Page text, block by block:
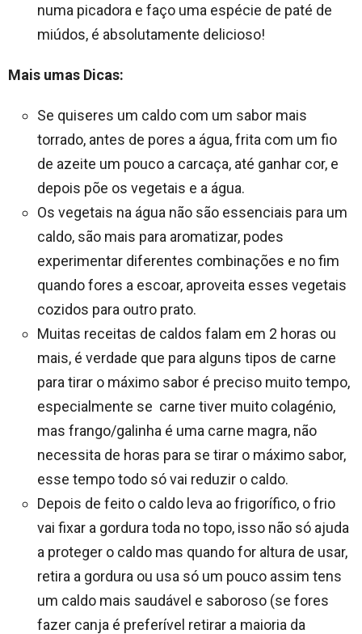
numa picadora e faço uma espécie de paté de
miúdos, é absolutamente delicioso!
Mais umas Dicas:
Se quiseres um caldo com um sabor mais
torrado, antes de pores a água, frita com um fio
de azeite um pouco a carcaça, até ganhar cor, e
depois põe os vegetais e a água.
Os vegetais na água não são essenciais para um
caldo, são mais para aromatizar, podes
experimentar diferentes combinações e no fim
quando fores a escoar, aproveita esses vegetais
cozidos para outro prato.
Muitas receitas de caldos falam em 2 horas ou
mais, é verdade que para alguns tipos de carne
para tirar o máximo sabor é preciso muito tempo,
especialmente se carne tiver muito colagénio,
mas frango/galinha é uma carne magra, não
necessita de horas para se tirar o máximo sabor,
esse tempo todo só vai reduzir o caldo.
Depois de feito o caldo leva ao frigorífico, o frio
vai fixar a gordura toda no topo, isso não só ajuda
a proteger o caldo mas quando for altura de usar,
retira a gordura ou usa só um pouco assim tens
um caldo mais saudável e saboroso (se fores
fazer canja é preferível retirar a maioria da